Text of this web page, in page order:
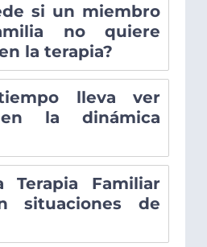
si un miembro
no quiere
la terapia?
lleva ver
la dinámica
Terapia Familiar
situaciones de